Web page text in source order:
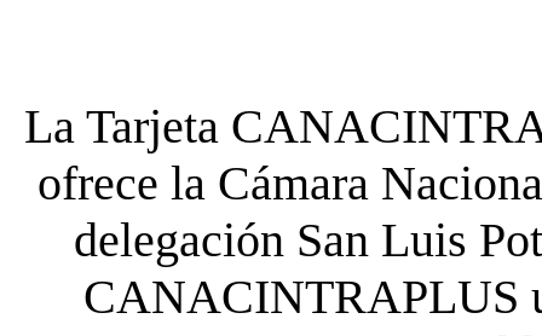
La Tarjeta
ofrece la Cámara
delegación San Luis
CANACINTRAPLUS